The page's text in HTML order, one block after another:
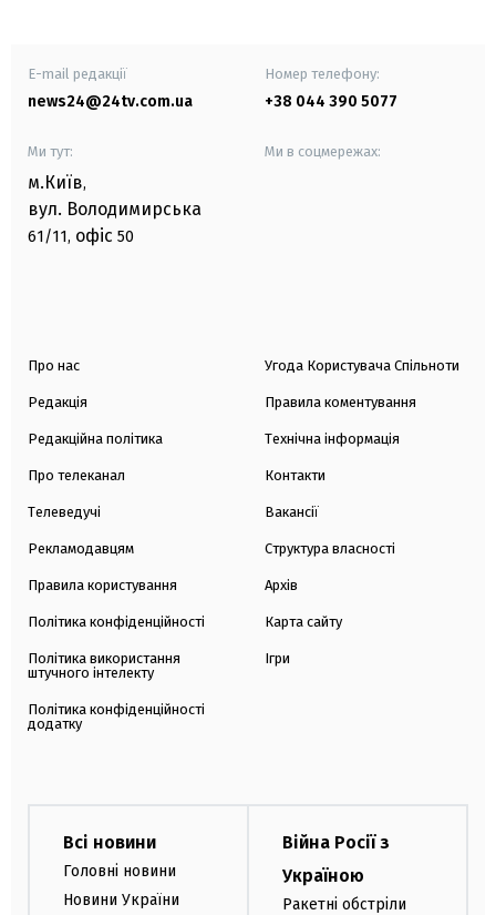
E-mail редакції
news24@24tv.com.ua
Номер телефону:
+38 044 390 5077
Ми тут:
м.Київ,
вул. Володимирська
61/11, офіс 50
Ми в соцмережах:
Про нас
Редакція
Редакційна політика
Про телеканал
Телеведучі
Рекламодавцям
Правила користування
Політика конфіденційності
Політика використання
штучного інтелекту
Політика конфіденційності
додатку
Угода Користувача Спільноти
Правила коментування
Технічна інформація
Контакти
Вакансії
Структура власності
Архів
Карта сайту
Ігри
Всі новини
Головні новини
Новини України
Війна Росії з
Україною
Ракетні обстріли